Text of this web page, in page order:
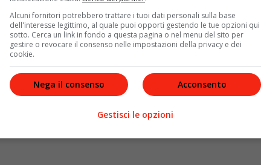
in Italia deriva dal minor aumento dei
7 giorni i nuovi casi di Coronavirus sono aumentati
Covid sono cresciute del+49,7%. Numeri e cifre
Gimbe nella settimana 12-18 gennaio.
dei nuovi casi
e in terapia intensiva (+38)“. Circa lacrescita
ultimi 7 giorni (di cui 158 riferiti a periodi
ai 216 della settimana precedente
Alcuni fornitori potrebbero trattare i tuoi dati personali sulla base
dell'interesse legittimo, al quale puoi opporti gestendo le tue opzioni qui
sotto. Cerca un link in fondo a questa pagina o nel menu del sito per
gestire o revocare il consenso nelle impostazioni della privacy e dei
cookie.
Acconsento
Nega il consenso
Gestisci le opzioni